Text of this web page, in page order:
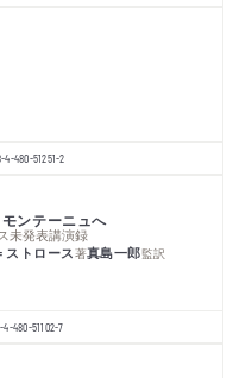
4-480-51251-2
ンテーニュへ
未発表講演録
ストロース著真島一郎監訳
4-480-51102-7